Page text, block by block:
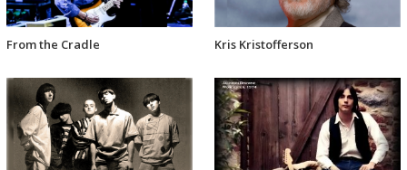
From the Cradle Kris Kristofferson